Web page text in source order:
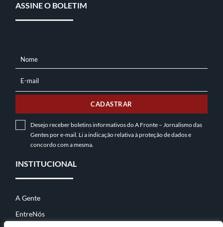
ASSINE O BOLETIM
NOME
Nome
MAIL
E-mail
CADASTRAR
Desejo receber boletins informativos do A Fronte – Jornalismo das
Gentes por e-mail. Li a indicação relativa àproteção de dadose
concordo com a mesma.
INSTITUCIONAL
A Gente
EntreNós